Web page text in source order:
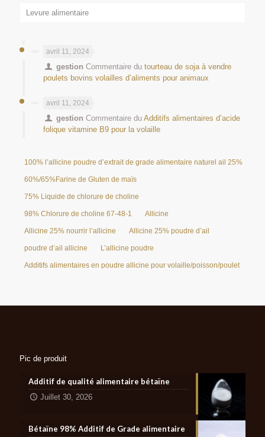
Levure alimentaire
avril 11, 2024
gestion Commentaire dutourteau de soja à vendre
poulets bovins volailles d’aliments pour animaux
avril 11, 2024
gestion Commentaire duAdditifs alimentaires d’acide
folique vitamine B9 pour la volaille
100% l’allicine poudre d’extrait de grade alimentaire naturel ail 25%
60%/65%Farine de Gluten de maïs
75% Liquide de chlorure de choline
98% Chlorure de choline 67-48-1 Allicine
Allicine 25% nourrir l’allicine Allicine 25% poudre d’ail
poudre d’ail allicine L’allicine poudre
Additifs alimentaires en poudre allicine pour volaille/poisson/poulet
Pic de produit
Additif de qualité alimentaire bétaïne
Juillet 30, 2026
Bétaïne 98% Additif de Grade alimentaire